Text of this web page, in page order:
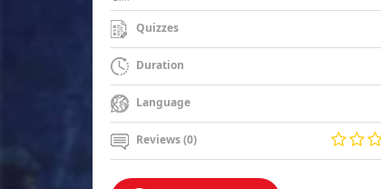
Quizzes
Duration
Language
Reviews (0)